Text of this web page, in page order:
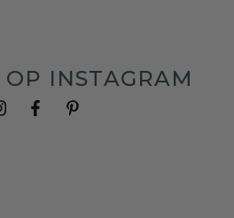
OP INSTAGRAM